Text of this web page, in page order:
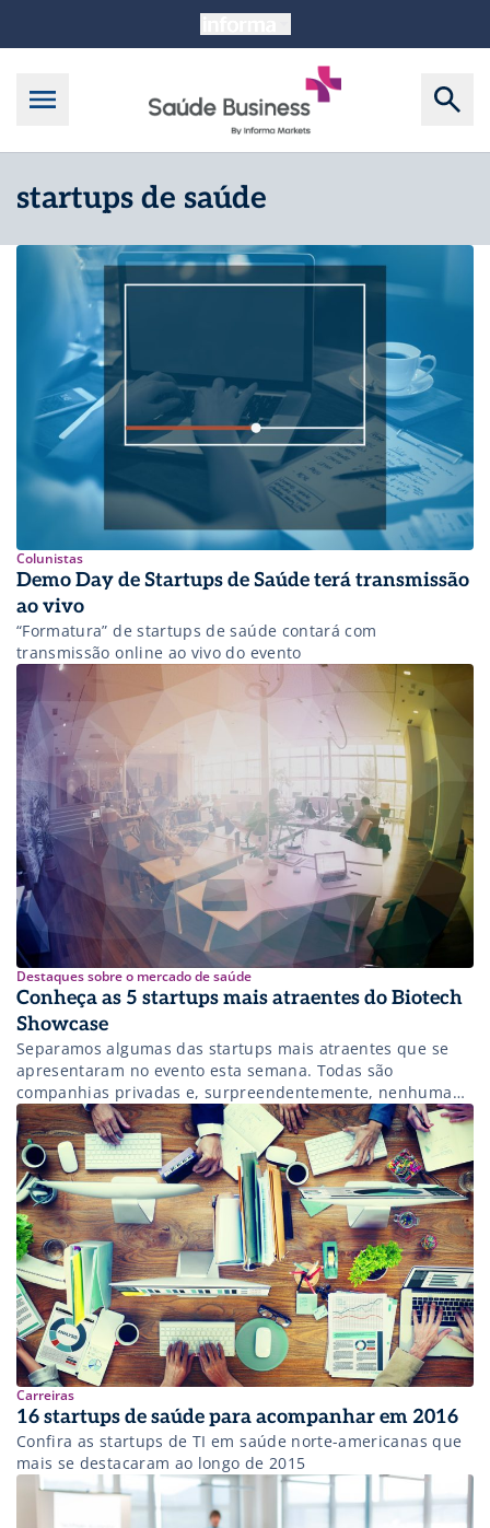
startups de saúde
Colunistas
Demo Day de Startups de Saúde terá transmissão
ao vivo
“Formatura” de startups de saúde contará com
transmissão online ao vivo do evento
Destaques sobre o mercado de saúde
Conheça as 5 startups mais atraentes do Biotech
Showcase
Separamos algumas das startups mais atraentes que se
apresentaram no evento esta semana. Todas são
companhias privadas e, surpreendentemente, nenhuma
está localizada nos principais pólos de inovação
Carreiras
16 startups de saúde para acompanhar em 2016
Confira as startups de TI em saúde norte-americanas que
mais se destacaram ao longo de 2015